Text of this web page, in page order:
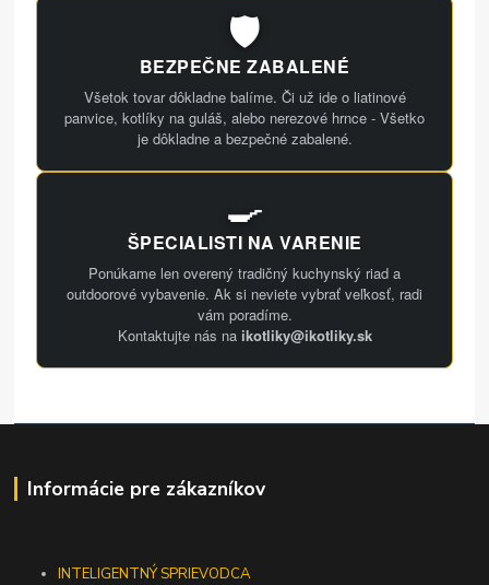
🛡️
BEZPEČNE ZABALENÉ
Všetok tovar dôkladne balíme. Či už ide o liatinové
panvice, kotlíky na guláš, alebo nerezové hrnce - Všetko
je dôkladne a bezpečné zabalené.
🍳
ŠPECIALISTI NA VARENIE
Ponúkame len overený tradičný kuchynský riad a
outdoorové vybavenie. Ak si neviete vybrať veľkosť, radi
vám poradíme.
Kontaktujte nás na ikotliky@ikotliky.sk
Informácie pre zákazníkov
INTELIGENTNÝ SPRIEVODCA